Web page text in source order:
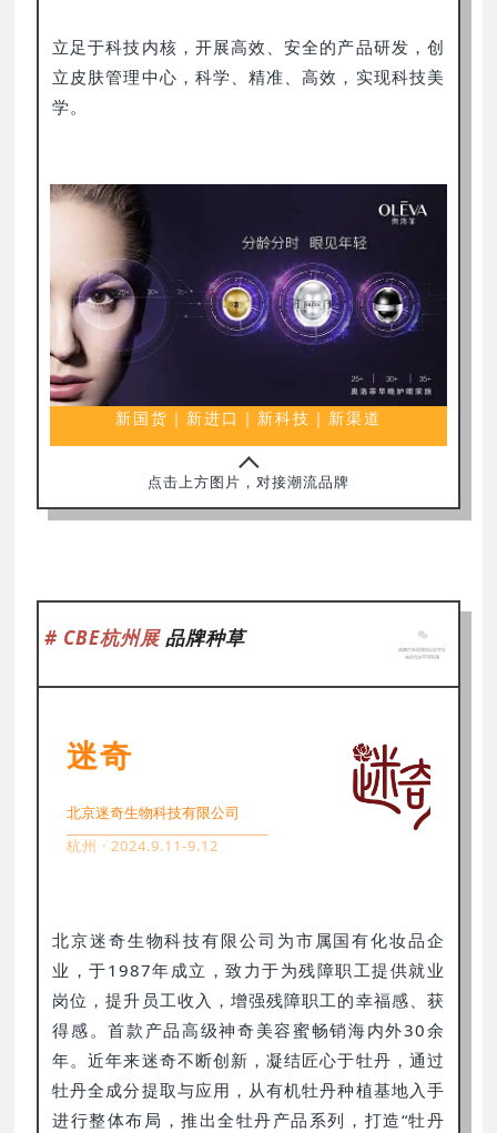
立足于科技内核，开展高效、安全的产品研发，创
立皮肤管理中心，科学、精准、高效，实现科技美
学。
新国货｜新进口｜新科技｜新渠道
点击上方图片，对接潮流品牌
# CBE杭州展 品牌种草
迷奇
北京迷奇生物科技有限公司
杭州 · 2024.9.11-9.12
北京迷奇生物科技有限公司为市属国有化妆品企
业，于1987年成立，致力于为残障职工提供就业
岗位，提升员工收入，增强残障职工的幸福感、获
得感。首款产品高级神奇美容蜜畅销海内外30余
年。近年来迷奇不断创新，凝结匠心于牡丹，通过
牡丹全成分提取与应用，从有机牡丹种植基地入手
进行整体布局，推出全牡丹产品系列，打造“牡丹